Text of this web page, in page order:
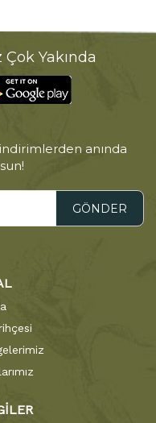
Yakında
anında
GÖNDER